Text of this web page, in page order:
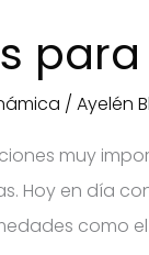
/ Ayelén
muy
Hoy en día
como